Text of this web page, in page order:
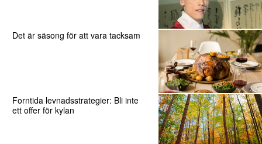
Det är säsong för att vara tacksam
Forntida levnadsstrategier: Bli inte
ett offer för kylan